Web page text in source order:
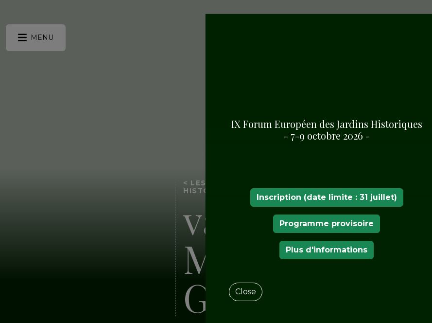
MENU
< LES JARDINS DE L'ITINÉRAIRE EUROPÉENNE DES JARDINS
HISTORIQUES
van Buuren
Museum &
Gardens
IX Forum Européen des Jardins Historiques
- 7-9 octobre 2026 -
Inscription (date limite : 31 juillet)
Programme provisoire
Plus d'informations
Close